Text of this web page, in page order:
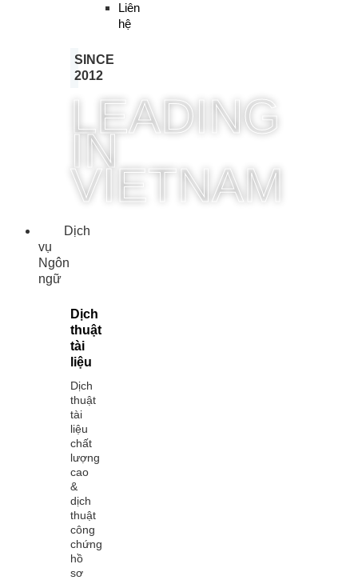
Liên
hệ
SINCE
2012
LEADING
IN
VIETNAM
Dịch
vụ
Ngôn
ngữ
Dịch
thuật
tài
liệu
Dịch
thuật
tài
liệu
chất
lượng
cao
&
dịch
thuật
công
chứng
hồ
sơ